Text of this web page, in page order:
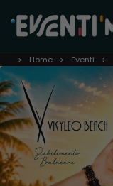
Home Eventi